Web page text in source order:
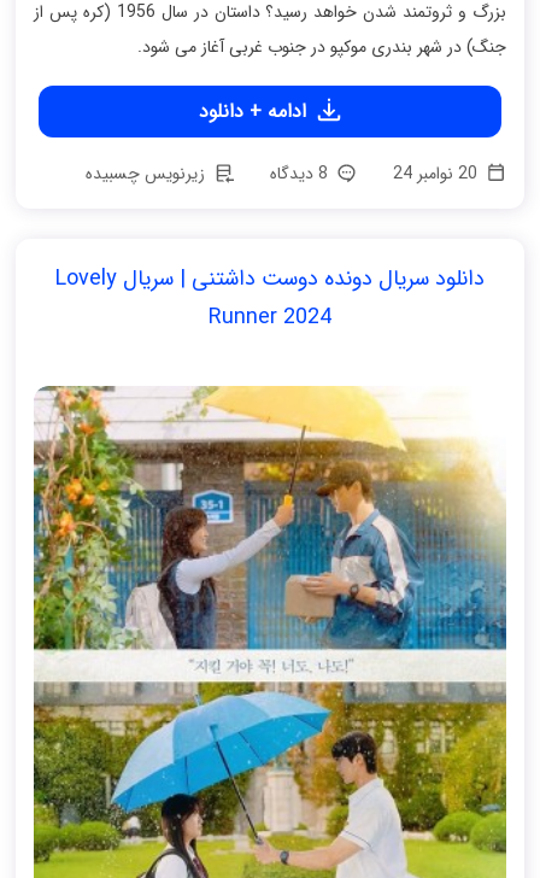
بزرگ و ثروتمند شدن خواهد رسید؟ داستان در سال 1956 (کره پس از
جنگ) در شهر بندری موکپو در جنوب غربی آغاز می شود.
ادامه + دانلود
زیرنویس چسبیده
دانلود سریال دونده دوست داشتنی | سریال Lovely
Runner 2024